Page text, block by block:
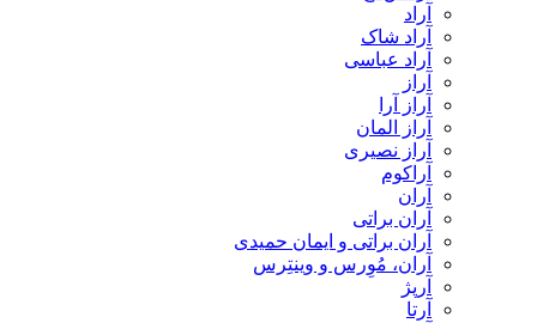
آراد
آراد شاک
آراد عباسی
آراز
آراز آرا
آراز المان
آراز نصیری
آراکوم
آران
آران براتی
آران براتی و ایمان حمیدی
آران، مُوِرس و وینتِرس
آرپژ
آرتا